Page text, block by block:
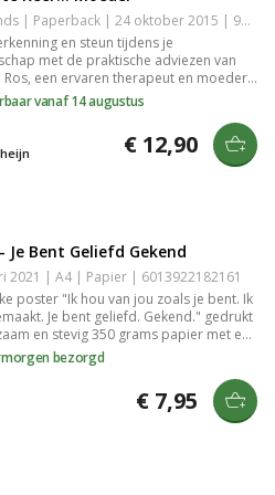
Nederlands | Paperback | 24 oktober 2015 | 96 pagina's | 9789058818485
en steun tijdens je
met de praktische adviezen van
Ros, een ervaren therapeut en moeder
humor en inzicht behandelt ze de
het moederschap op carrière, relaties
en helpt ze je navigeren door deze
fase.
vanaf 14 augustus
€ 12,90
Je Bent Geliefd Gekend
2021 | A4 | Papier | 6013922182161
poster "Ik hou van jou zoals je bent. Ik
Je bent geliefd. Gekend." gedrukt
en stevig 350 grams papier met een
poster is
× 21 cm × 0,1 cm). De poster wordt
die extra bescherming geeft. Als de
en een kleine
bezorgd
€ 7,95